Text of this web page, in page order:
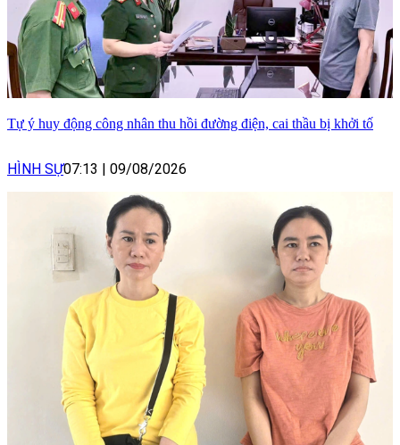
Tự ý huy động công nhân thu hồi đường điện, cai thầu bị khởi tố
HÌNH SỰ07:13 09/08/2026